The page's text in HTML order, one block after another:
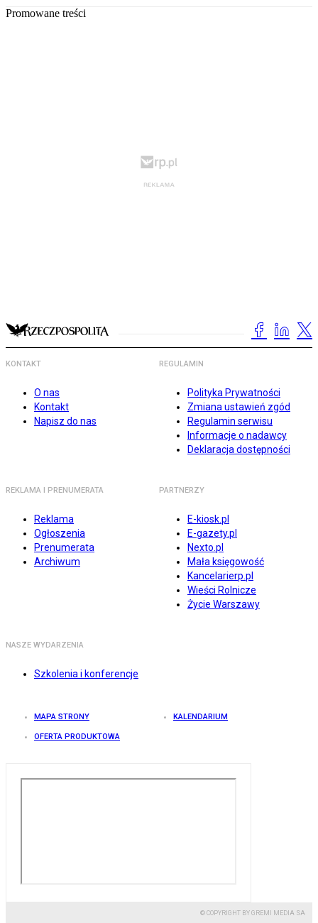
Promowane treści
KONTAKT
O nas
Kontakt
Napisz do nas
REGULAMIN
Polityka Prywatności
Zmiana ustawień zgód
Regulamin serwisu
Informacje o nadawcy
Deklaracja dostępności
REKLAMA I PRENUMERATA
Reklama
Ogłoszenia
Prenumerata
Archiwum
PARTNERZY
E-kiosk.pl
E-gazety.pl
Nexto.pl
Mała księgowość
Kancelarierp.pl
Wieści Rolnicze
Życie Warszawy
NASZE WYDARZENIA
Szkolenia i konferencje
MAPA STRONY KALENDARIUM
OFERTA PRODUKTOWA
© COPYRIGHT BY GREMI MEDIA SA